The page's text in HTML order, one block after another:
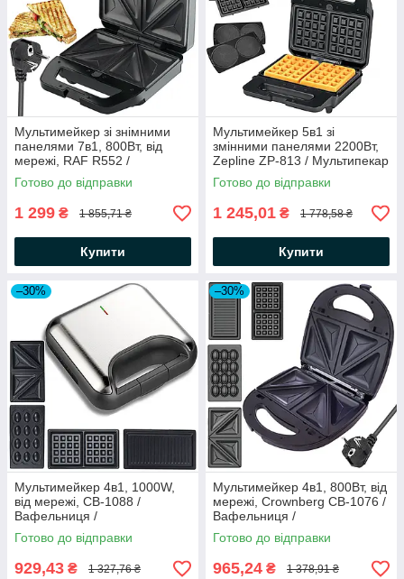
Мультимейкер зі знімними
панелями 7в1, 800Вт, від
мережі, RAF R552 /
Бутербродниця електрична /
Сендвічниця
Готово до відправки
1 299 ₴ 1 855,71 ₴
Купити
Мультимейкер 5в1 зі
змінними панелями 2200Вт,
Zepline ZP-813 / Мультипекар
/ Електрична вафельниця
Готово до відправки
1 245,01 ₴ 1 778,58 ₴
Купити
–30%
Мультимейкер 4в1, 1000W,
від мережі, СВ-1088 /
Вафельниця /
Бутербродниця /
Електрогриль / Сендвічниця
Готово до відправки
929,43 ₴ 1 327,76 ₴
–30%
Мультимейкер 4в1, 800Вт, від
мережі, Crownberg CB-1076 /
Вафельниця /
Бутербродниця /
Електрогриль / Сендвічниця
Готово до відправки
965,24 ₴ 1 378,91 ₴